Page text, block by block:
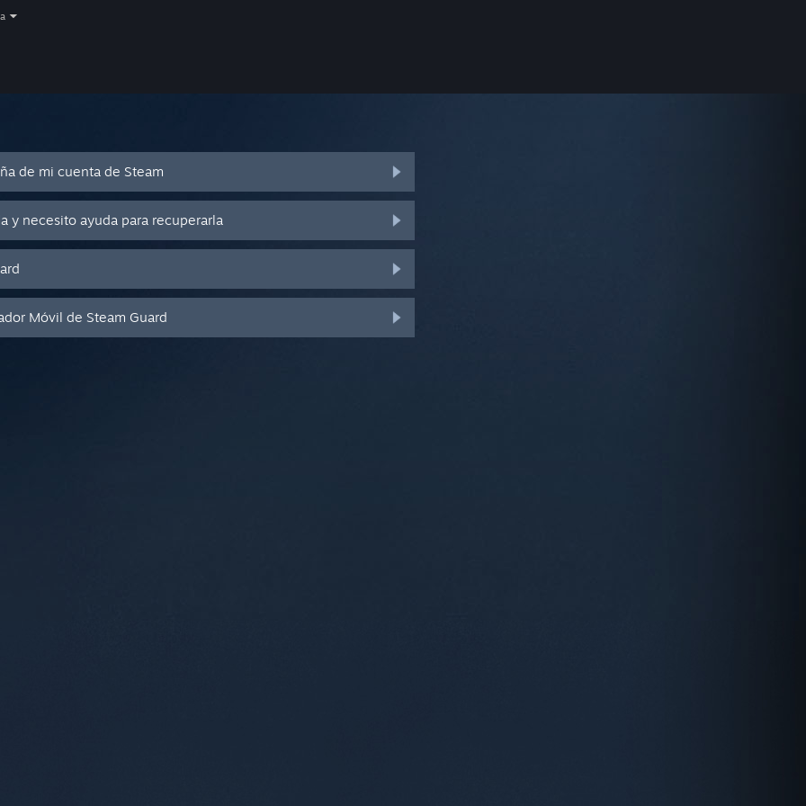
de mi cuenta de Steam
y necesito ayuda para recuperarla
Móvil de Steam Guard